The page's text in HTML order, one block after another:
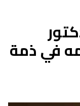
في ذمة